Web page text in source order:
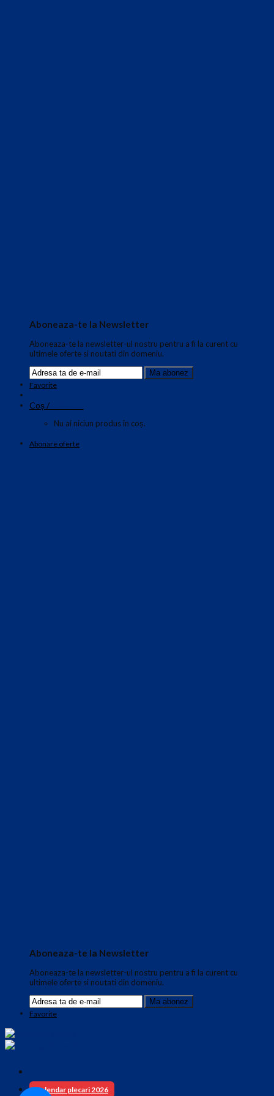
Aboneaza-te la Newsletter
Aboneaza-te la newsletter-ul nostru pentru a fi la curent cu
ultimele oferte si noutati din domeniu.
Favorite
Coș /
Nu ai niciun produs în coș.
Abonare oferte
Aboneaza-te la Newsletter
Aboneaza-te la newsletter-ul nostru pentru a fi la curent cu
ultimele oferte si noutati din domeniu.
Favorite
Calendar plecari 2026